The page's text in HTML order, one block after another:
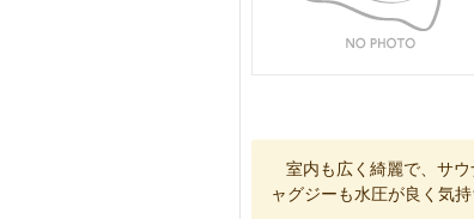
室内も広く綺麗で、サ
ャグジーも水圧が良く気